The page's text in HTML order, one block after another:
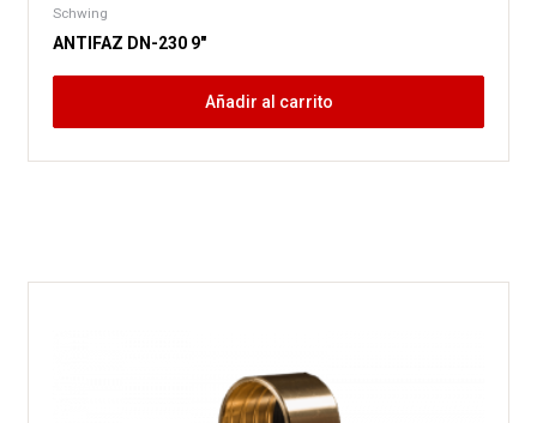
Schwing
ANTIFAZ DN-230 9″
Añadir al carrito